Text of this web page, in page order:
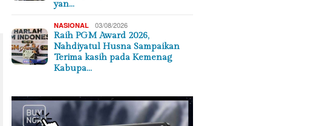
yan…
NASIONAL 03/08/2026
Raih PGM Award 2026,
Nahdiyatul Husna Sampaikan
Terima kasih pada Kemenag
Kabupa…